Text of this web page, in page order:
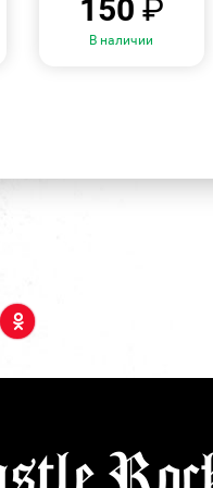
150 ₽
В наличии